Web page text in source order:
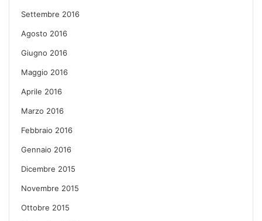
Settembre 2016
Agosto 2016
Giugno 2016
Maggio 2016
Aprile 2016
Marzo 2016
Febbraio 2016
Gennaio 2016
Dicembre 2015
Novembre 2015
Ottobre 2015